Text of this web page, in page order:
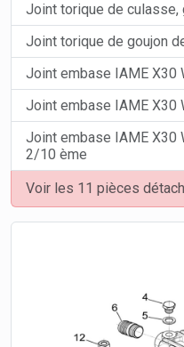
Joint torique de culasse,
Joint torique de goujon
Joint embase IAME
Joint embase IAME
Joint embase IAME
2/10 ème
Voir les 11 pièces